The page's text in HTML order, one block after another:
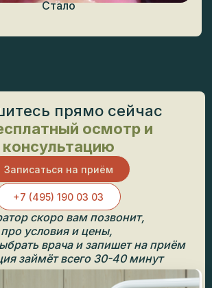
прямо сейчас
осмотр и
консультацию
Записаться на приём
+7 (495) 190 03 03
скоро вам позвонит,
условия и цены,
врача и запишет на приём
займёт всего 30-40 минут